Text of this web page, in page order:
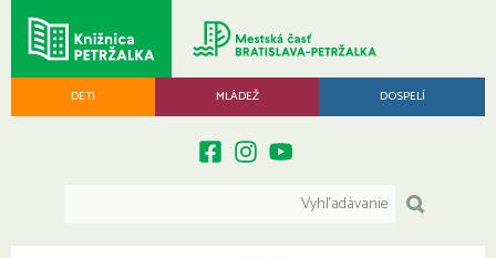
DETI MLÁDEŽ DOSPELÍ